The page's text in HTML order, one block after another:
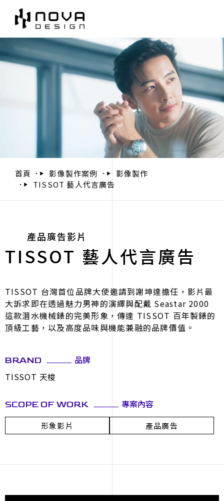
首頁 影像製作案例
影像製作
TISSOT 藝人代言廣告
產品廣告影片
TISSOT 藝人代言廣告
TISSOT 台灣首位品牌大使邀請到謝坤達擔任，影片最
大訴求即在透過魅力男神的演繹與配戴 Seastar 2000
這款潛水機械錶的完美形象，傳達 TISSOT 百年製錶的
頂級工藝，以及高度品味與機能兼融的品牌價值。
BRAND
品牌
TISSOT 天梭
SCOPE OF WORK 專案內容
形象影片 產品廣告